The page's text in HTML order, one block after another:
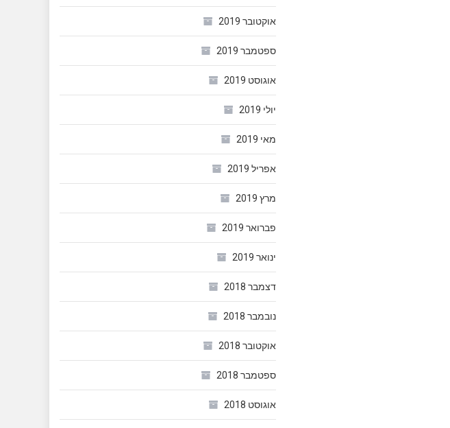
אוקטובר 2019
ספטמבר 2019
אוגוסט 2019
יולי 2019
מאי 2019
אפריל 2019
מרץ 2019
פברואר 2019
ינואר 2019
דצמבר 2018
נובמבר 2018
אוקטובר 2018
ספטמבר 2018
אוגוסט 2018